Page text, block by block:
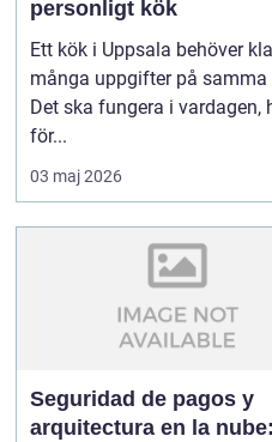
personligt kök
Ett kök i Uppsala behöver
många uppgifter på samma
Det ska fungera i vardagen,
för...
03 maj 2026
Seguridad de pagos y
arquitectura en la